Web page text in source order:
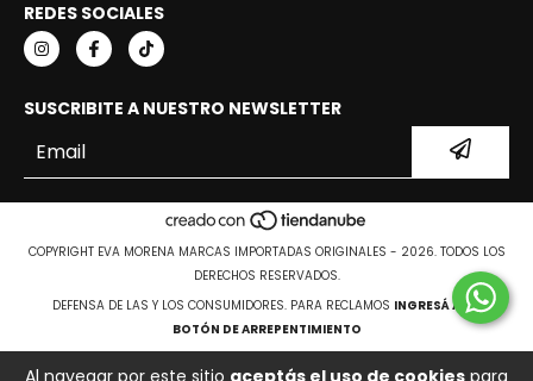
Al navegar por este sitio aceptás el uso de cookies para
REDES SOCIALES
SUSCRIBITE A NUESTRO NEWSLETTER
COPYRIGHT EVA MORENA MARCAS IMPORTADAS ORIGINALES - 2026. TODOS LOS
DERECHOS RESERVADOS.
DEFENSA DE LAS Y LOS CONSUMIDORES. PARA RECLAMOS INGRESÁ ACÁ.
BOTÓN DE ARREPENTIMIENTO